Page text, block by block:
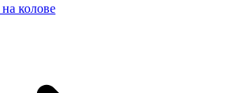
колове